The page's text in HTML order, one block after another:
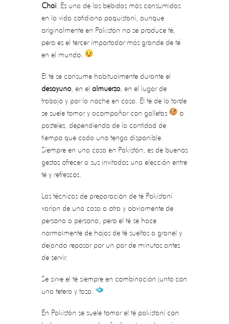
Chai. Es una de las bebidas más consumidas
en la vida cotidiana paquistaní, aunque
originalmente en Pakistán no se produce té,
pero es el tercer importador más grande de té
en el mundo.
El té se consume habitualmente durante el
desayuno, en el almuerzo, en el lugar de
trabajo y por la noche en casa. El té de la tarde
se suele tomar y acompañar con galletas
o
pasteles, dependiendo de la cantidad de
tiempo que cada uno tenga disponible.
Siempre en una casa en Pakistán, es de buenos
gestos ofrecer a sus invitados una elección entre
té y refrescos.
Las técnicas de preparación de té Pakistaní
varían de una casa a otra y obviamente de
persona a persona, pero el té se hace
normalmente de hojas de té sueltas a granel y
dejando reposar por un par de minutos antes
de servir.
Se sirve el té siempre en combinación junto con
una tetera y taza.
En Pakistán se suele tomar el té pakistaní con